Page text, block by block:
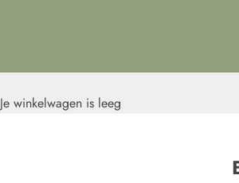
Je winkelwagen is leeg